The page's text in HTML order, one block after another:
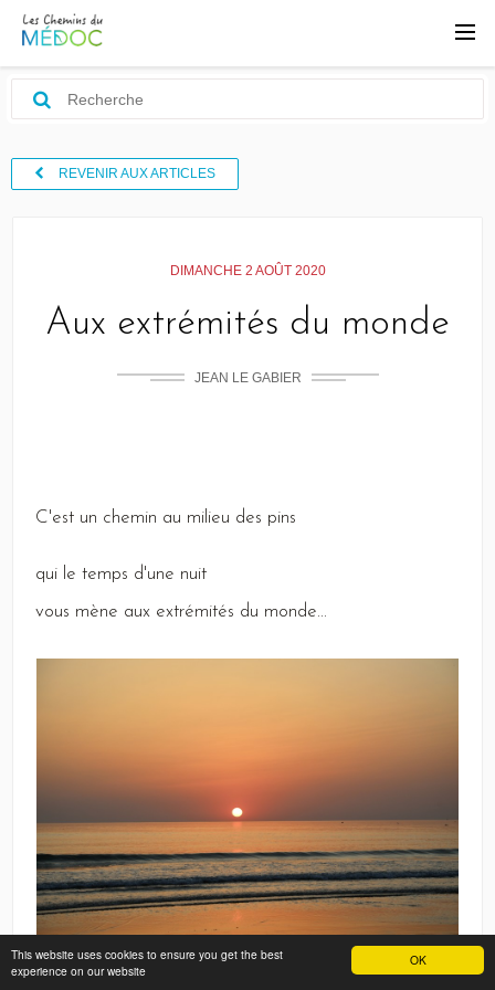
OK
This website uses cookies to ensure you get the best
experience on our website
REVENIR AUX ARTICLES
DIMANCHE 2 AOÛT 2020
Aux extrémités du monde
JEAN LE GABIER
C'est un chemin au milieu des pins
qui le temps d'une nuit
vous mène aux extrémités du monde...